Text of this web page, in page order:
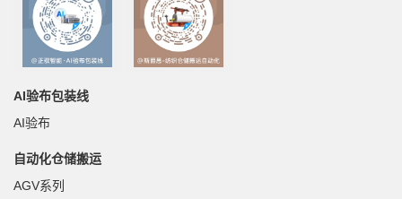
AI验布包装线
AI验布
自动化仓储搬运
AGV系列